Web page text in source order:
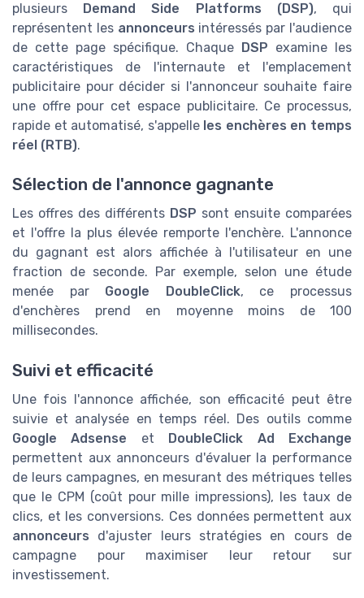
plusieurs Demand Side Platforms (DSP), qui
représentent les annonceurs intéressés par l'audience
de cette page spécifique. Chaque DSP examine les
caractéristiques de l'internaute et l'emplacement
publicitaire pour décider si l'annonceur souhaite faire
une offre pour cet espace publicitaire. Ce processus,
rapide et automatisé, s'appelle les enchères en temps
réel (RTB).
Sélection de l'annonce gagnante
Les offres des différents DSP sont ensuite comparées
et l'offre la plus élevée remporte l'enchère. L'annonce
du gagnant est alors affichée à l'utilisateur en une
fraction de seconde. Par exemple, selon une étude
menée par Google DoubleClick, ce processus
d'enchères prend en moyenne moins de 100
millisecondes.
Suivi et efficacité
Une fois l'annonce affichée, son efficacité peut être
suivie et analysée en temps réel. Des outils comme
Google Adsense et DoubleClick Ad Exchange
permettent aux annonceurs d'évaluer la performance
de leurs campagnes, en mesurant des métriques telles
que le CPM (coût pour mille impressions), les taux de
clics, et les conversions. Ces données permettent aux
annonceurs d'ajuster leurs stratégies en cours de
campagne pour maximiser leur retour sur
investissement.